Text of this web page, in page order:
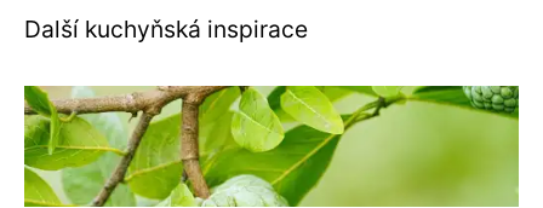
Další kuchyňská inspirace